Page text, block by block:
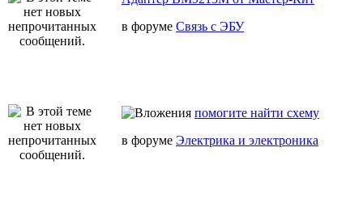
в форуме Связь с ЭБУ
помогите найти схему
в форуме Электрика и электроника